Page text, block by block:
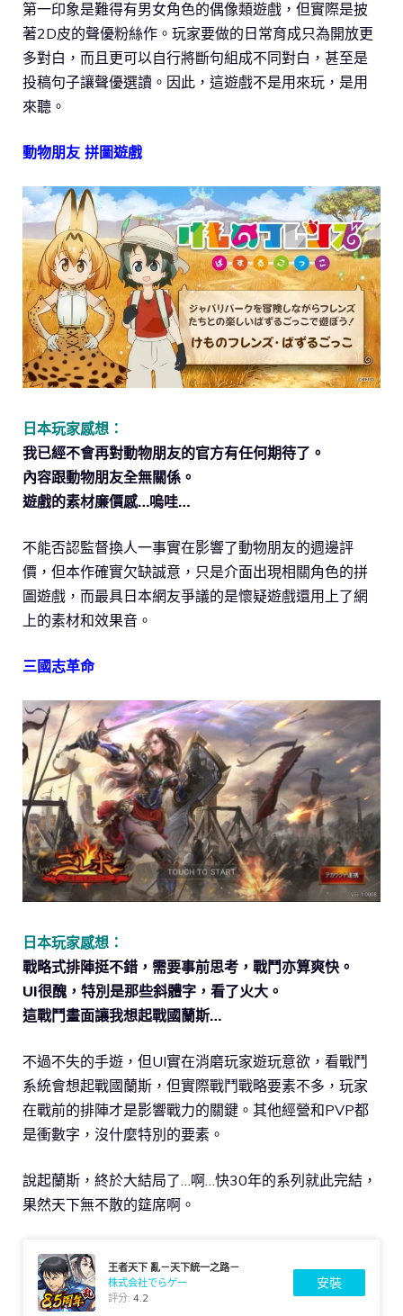
第一印象是難得有男女角色的偶像類遊戲，但實際是披
著2D皮的聲優粉絲作。玩家要做的日常育成只為開放更
多對白，而且更可以自行將斷句組成不同對白，甚至是
投稿句子讓聲優選讀。因此，這遊戲不是用來玩，是用
來聽。
動物朋友 拼圖遊戲
日本玩家感想：
我已經不會再對動物朋友的官方有任何期待了。
內容跟動物朋友全無關係。
遊戲的素材廉價感…嗚哇…
不能否認監督換人一事實在影響了動物朋友的週邊評
價，但本作確實欠缺誠意，只是介面出現相關角色的拼
圖遊戲，而最具日本網友爭議的是懷疑遊戲還用上了網
上的素材和效果音。
三國志革命
日本玩家感想：
戰略式排陣挺不錯，需要事前思考，戰鬥亦算爽快。
UI很醜，特別是那些斜體字，看了火大。
這戰鬥畫面讓我想起戰國蘭斯…
不過不失的手遊，但UI實在消磨玩家遊玩意欲，看戰鬥
系統會想起戰國蘭斯，但實際戰鬥戰略要素不多，玩家
在戰前的排陣才是影響戰力的關鍵。其他經營和PVP都
是衝數字，沒什麼特別的要素。
說起蘭斯，終於大結局了…啊…快30年的系列就此完結，
果然天下無不散的筵席啊。
王者天下 亂－天下統一之路－
株式会社でらゲー
評分:4.2
安裝